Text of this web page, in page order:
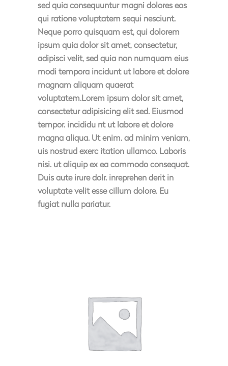
sed quia consequuntur magni dolores eos
qui ratione voluptatem sequi nesciunt.
Neque porro quisquam est, qui dolorem
ipsum quia dolor sit amet, consectetur,
adipisci velit, sed quia non numquam eius
modi tempora incidunt ut labore et dolore
magnam aliquam quaerat
voluptatem.Lorem ipsum dolor sit amet,
consectetur adipisicing elit sed. Eiusmod
tempor. incididu nt ut labore et dolore
magna aliqua. Ut enim. ad minim veniam,
uis nostrud exerc itation ullamco. Laboris
nisi. ut aliquip ex ea commodo consequat.
Duis aute irure dolr. inreprehen derit in
voluptate velit esse cillum dolore. Eu
fugiat nulla pariatur.